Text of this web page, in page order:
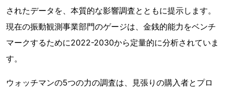
されたデータを、本質的な影響調査とともに提示します。
現在の振動観測事業部門のゲージは、金銭的能力をベンチ
マークするために2022-2030から定量的に分析されていま
す。
ウォッチマンの5つの力の調査は、見張りの購入者とプロ